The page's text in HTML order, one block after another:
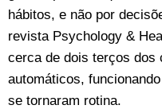
hábitos, e não por
revista Psychology &
cerca de dois terços dos
automáticos,
se tornaram rotina.